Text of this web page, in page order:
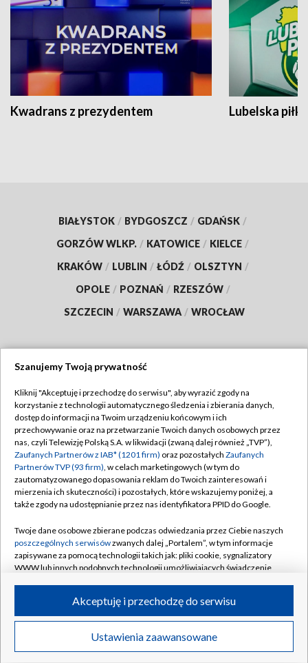
Kwadrans z prezydentem Lubelska piłka
BIAŁYSTOK / BYDGOSZCZ / GDAŃSK /
GORZÓW WLKP. / KATOWICE / KIELCE /
KRAKÓW / LUBLIN / ŁÓDŹ / OLSZTYN /
OPOLE / POZNAŃ / RZESZÓW /
SZCZECIN / WARSZAWA / WROCŁAW
TVP
Abonament TVP
Emisja w TVP
Centrum informacji TVP
Naziemna Telewizja Cyfrowa
Rada Programowa
System NOS
Informacje o nadawcy
Program dla prasy
Ogłoszenie przetargowe
Regulamin TVP
Polityka prywatności
Moje zgody
Pomoc
Kontakt
Kanały
©2026 Telewizja Polska S.A. w likwidacji
Szanujemy Twoją prywatność
Kliknij "Akceptuję i przechodzę do serwisu", aby wyrazić zgody na
korzystanie z technologii automatycznego śledzenia i zbierania danych,
dostęp do informacji na Twoim urządzeniu końcowym i ich
przechowywanie oraz na przetwarzanie Twoich danych osobowych przez
nas, czyli Telewizję Polską S.A. w likwidacji (zwaną dalej również „TVP”),
Zaufanych Partnerów z IAB* (1201 firm) oraz pozostałych Zaufanych
Partnerów TVP (93 firm), w celach marketingowych (w tym do
zautomatyzowanego dopasowania reklam do Twoich zainteresowań i
mierzenia ich skuteczności) i pozostałych, które wskazujemy poniżej, a
także zgody na udostępnianie przez nas identyfikatora PPID do Google.
Twoje dane osobowe zbierane podczas odwiedzania przez Ciebie naszych
poszczególnych serwisówzwanych dalej „Portalem”, w tym informacje
zapisywane za pomocą technologii takich jak: pliki cookie, sygnalizatory
WWW lub innych podobnych technologii umożliwiających świadczenie
ruchu w Internecie.
Twoje dane osobowe zbierane podczas odwiedzania przez Ciebie
poszczególnych serwisówna Portalu, takie jak adresy IP, identyfikatory
Ustawienia zaawansowane
Akceptuję i przechodzę do serwisu